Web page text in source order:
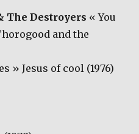
The Destroyers « You
and the
» Jesus of cool (1976)